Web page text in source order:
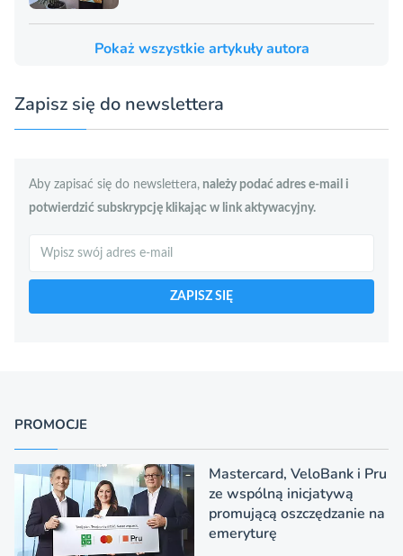
Pokaż wszystkie artykuły autora
Zapisz się do newslettera
Aby zapisać się do newslettera, należy podać adres e-mail i
potwierdzić subskrypcję klikając w link aktywacyjny.
Szukaj
ZAPISZ SIĘ
PROMOCJE
Mastercard, VeloBank i Pru
ze wspólną inicjatywą
promującą oszczędzanie na
emeryturę